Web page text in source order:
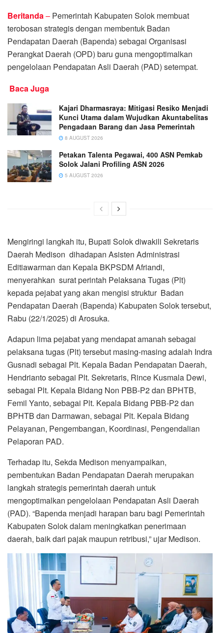
Beritanda– Pemerintah Kabupaten Solok membuat
terobosan strategis dengan membentuk Badan
Pendapatan Daerah (Bapenda) sebagai Organisasi
Perangkat Daerah (OPD) baru guna mengoptimalkan
pengelolaan Pendapatan Asli Daerah (PAD) setempat.
Baca Juga
Kajari Dharmasraya: Mitigasi Resiko Menjadi
Kunci Utama dalam Wujudkan Akuntabelitas
Pengadaan Barang dan Jasa Pemerintah
8 AUGUST 2026
Petakan Talenta Pegawai, 400 ASN Pemkab
Solok Jalani Profiling ASN 2026
5 AUGUST 2026
Mengiringi langkah itu, Bupati Solok diwakili Sekretaris
Daerah Medison dihadapan Asisten Administrasi
Editiawarman dan Kepala BKPSDM Afriandi,
menyerahkan surat perintah Pelaksana Tugas (Plt)
kepada pejabat yang akan mengisi struktur Badan
Pendapatan Daerah (Bapenda) Kabupaten Solok tersebut,
Rabu (22/1/2025) di Arosuka.
Adapun lima pejabat yang mendapat amanah sebagai
pelaksana tugas (Plt) tersebut masing-masing adalah Indra
Gusnadi sebagai Plt. Kepala Badan Pendapatan Daerah,
Hendrianto sebagai Plt. Sekretaris, Rince Kusmala Dewi,
sebagai Plt. Kepala Bidang Non PBB-P2 dan BPHTB,
Femil Yanto, sebagai Plt. Kepala Bidang PBB-P2 dan
BPHTB dan Darmawan, sebagai Plt. Kepala Bidang
Pelayanan, Pengembangan, Koordinasi, Pengendalian
Pelaporan PAD.
Terhadap itu, Sekda Medison menyampaikan,
pembentukan Badan Pendapatan Daerah merupakan
langkah strategis pemerintah daerah untuk
mengoptimalkan pengelolaan Pendapatan Asli Daerah
(PAD). “Bapenda menjadi harapan baru bagi Pemerintah
Kabupaten Solok dalam meningkatkan penerimaan
daerah, baik dari pajak maupun retribusi,” ujar Medison.